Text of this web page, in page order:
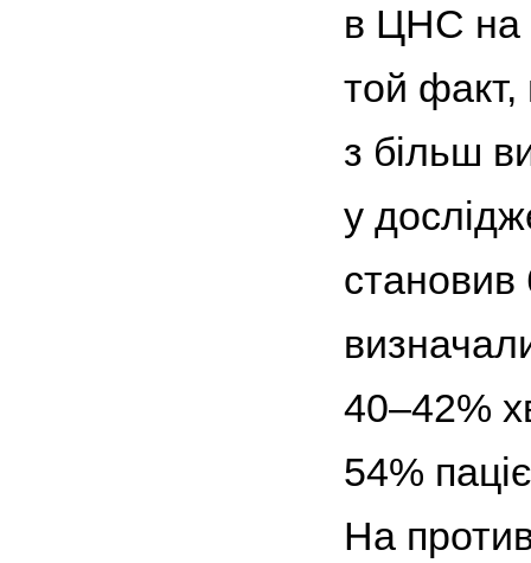
в ЦНС на
той факт,
з більш
у
40–42%
54%
На